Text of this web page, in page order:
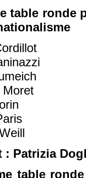
table ronde
Moret
: Patrizia
table